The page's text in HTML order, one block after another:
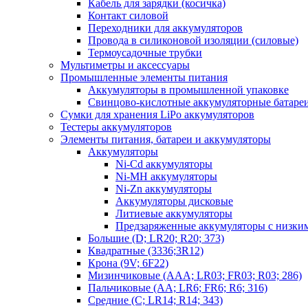
Кабель для зарядки (косичка)
Контакт силовой
Переходники для аккумуляторов
Провода в силиконовой изоляции (силовые)
Термоусадочные трубки
Мультиметры и аксессуары
Промышленные элементы питания
Аккумуляторы в промышленной упаковке
Свинцово-кислотные аккумуляторные
Сумки для хранения LiPo аккумуляторов
Тестеры аккумуляторов
Элементы питания, батареи и аккумуляторы
Аккумуляторы
Ni-Cd аккумуляторы
Ni-MH аккумуляторы
Ni-Zn аккумуляторы
Аккумуляторы дисковые
Литиевые аккумуляторы
Предзаряженные аккумуляторы с
Большие (D; LR20; R20; 373)
Квадратные (3336;3R12)
Крона (9V; 6F22)
Мизинчиковые (AAA; LR03; FR03; R03; 286)
Пальчиковые (AA; LR6; FR6; R6; 316)
Средние (C; LR14; R14; 343)